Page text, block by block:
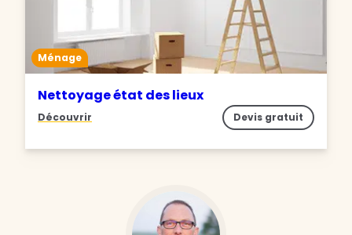
Ménage
Nettoyage état des lieux
Découvrir Devis gratuit